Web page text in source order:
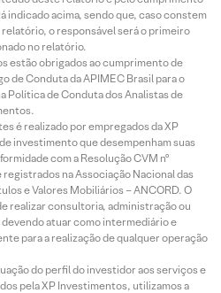
indicado acima, sendo que, caso constem
relatório, o responsável será o primeiro
no relatório.
estão obrigados ao cumprimento de
de Conduta da APIMEC Brasil para o
Política de Conduta dos Analistas de
é realizado por empregados da XP
investimento que desempenham suas
com a Resolução CVM nº
na Associação Nacional das
e Valores Mobiliários – ANCORD. O
realizar consultoria, administração ou
atuar como intermediário e
para a realização de qualquer operação
do perfil do investidor aos serviços e
pela XP Investimentos, utilizamos a